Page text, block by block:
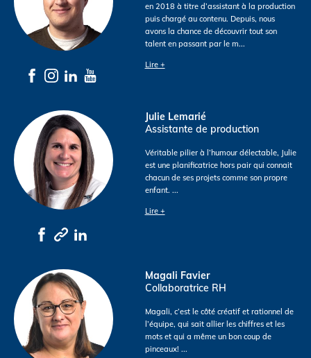
en 2018 à titre d’assistant à la production
puis chargé au contenu. Depuis, nous
avons la chance de découvrir tout son
talent en passant par le m...
Lire +
Julie Lemarié
Assistante de production
Véritable pilier à l’humour délectable, Julie
est une planificatrice hors pair qui connait
chacun de ses projets comme son propre
enfant. ...
Lire +
Magali Favier
Collaboratrice RH
Magali, c’est le côté créatif et rationnel de
l’équipe, qui sait allier les chiffres et les
mots et qui a même un bon coup de
pinceaux! ...